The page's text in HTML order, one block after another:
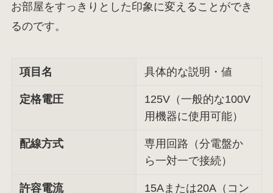
お部屋をすっきりとした印象に変えることができ
るのです。
項目名 具体的な説明・値
定格電圧
125V（一般的な100V
用機器に使用可能）
配線方式
専用回路（分電盤か
ら一対一で接続）
許容電流
15Aまたは20A（コン